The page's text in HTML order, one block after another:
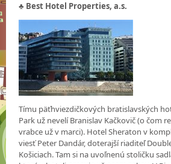
♣ Best Hotel Properties, a.s.
Tímu päťhviezdičkových bratislavských
Park už nevelí Branislav Kačkovič (o čom
vrabce už v marci). Hotel Sheraton v
viesť Peter Dandár, doterajší riaditeľ
Košiciach. Tam si na uvoľnenú stoličku